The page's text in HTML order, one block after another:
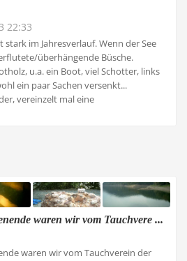
22:33
stark im Jahresverlauf. Wenn der See
überhängende Büsche.
u.a. ein Boot, viel Schotter, links
ein paar Sachen versenkt...
vereinzelt mal eine
waren wir vom Tauchvere ...
waren wir vom Tauchverein der